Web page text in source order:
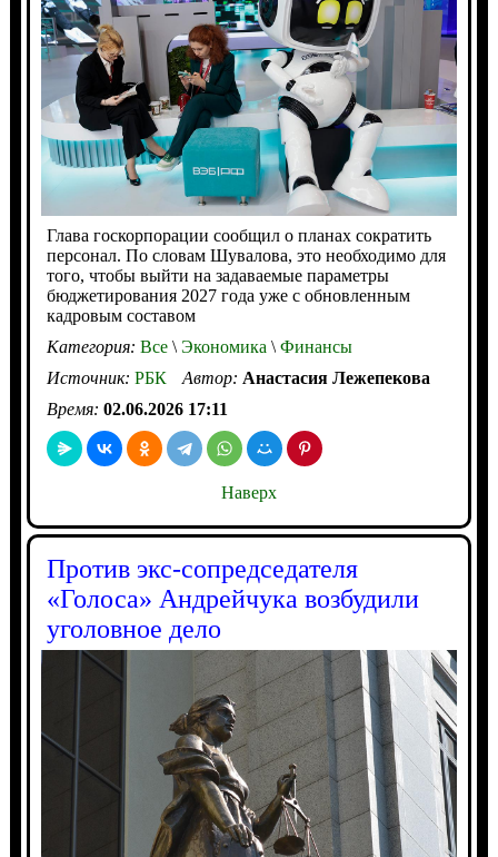
Глава госкорпорации сообщил о планах сократить
персонал. По словам Шувалова, это необходимо для
того, чтобы выйти на задаваемые параметры
бюджетирования 2027 года уже с обновленным
кадровым составом
Категория: Все\Экономика \Финансы
Источник: РБК Автор: Анастасия Лежепекова
Время: 02.06.2026 17:11
Наверх
Против экс-сопредседателя
«Голоса» Андрейчука возбудили
уголовное дело